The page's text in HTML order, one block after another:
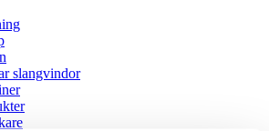
slangvindor